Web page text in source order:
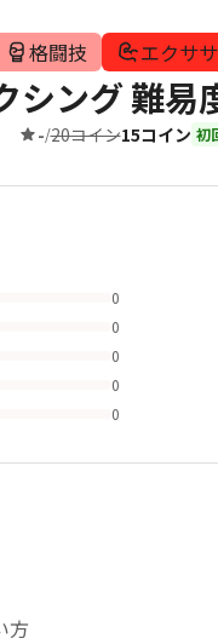
格闘技 エクサ
シング 難
-/20コイン15コイン 初
0
0
0
0
0
方